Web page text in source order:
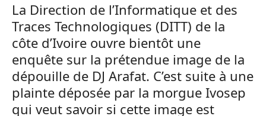
La Direction de l’Informatique et des
Traces Technologiques (DITT) de la
côte d’Ivoire ouvre bientôt une
enquête sur la prétendue image de la
dépouille de DJ Arafat. C’est suite à une
plainte déposée par la morgue Ivosep
qui veut savoir si cette image est